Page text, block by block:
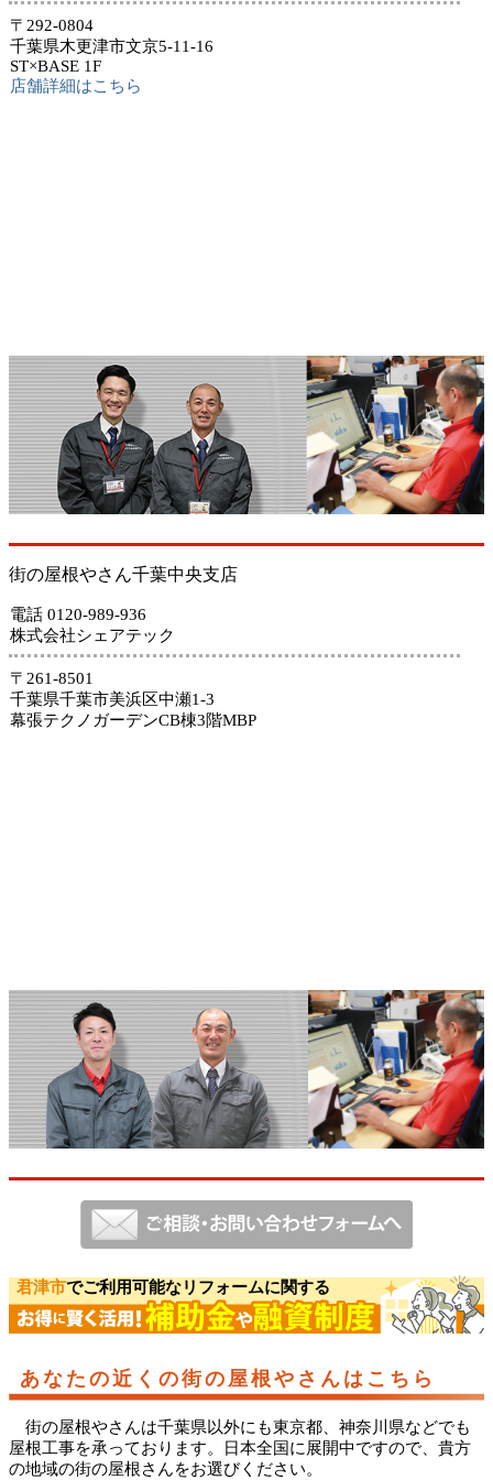
〒292-0804
千葉県木更津市文京5-11-16
ST×BASE 1F
店舗詳細はこちら
街の屋根やさん千葉中央支店
電話 0120-989-936
株式会社シェアテック
〒261-8501
千葉県千葉市美浜区中瀬1-3
幕張テクノガーデンCB棟3階MBP
君津市でご利用可能なリフォームに関する
あなたの近くの街の屋根やさんはこちら
街の屋根やさんは千葉県以外にも東京都、神奈川県などでも
屋根工事を承っております。日本全国に展開中ですので、貴方
の地域の街の屋根さんをお選びください。